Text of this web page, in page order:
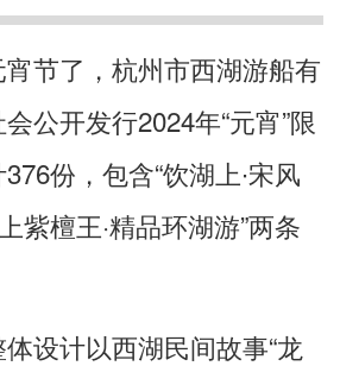
节了，杭州市西湖游船有
公开发行2024年“元宵”限
份，包含“饮湖上∙宋风
紫檀王·精品环湖游”两条
计以西湖民间故事“龙